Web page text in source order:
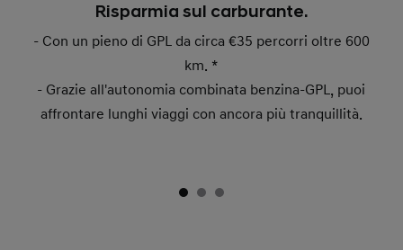
Risparmia sul carburante.
- Con un pieno di GPL da circa €35 percorri oltre 600
km. *
- Grazie all'autonomia combinata benzina-GPL, puoi
affrontare lunghi viaggi con ancora più tranquillità.